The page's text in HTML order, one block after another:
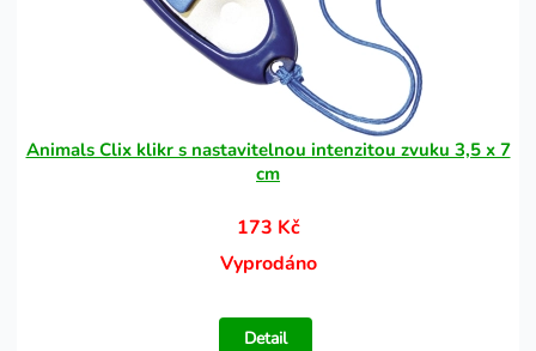
Animals Clix klikr s nastavitelnou intenzitou zvuku 3,5 x 7
cm
173 Kč
Vyprodáno
Detail